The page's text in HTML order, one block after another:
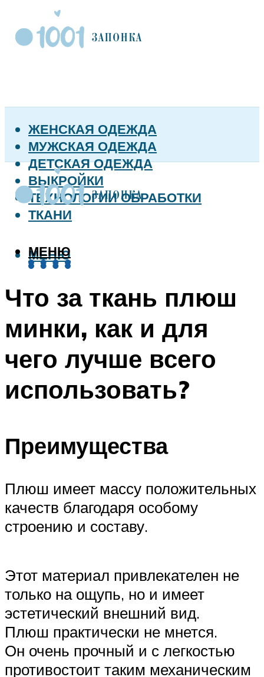
ЖЕНСКАЯ ОДЕЖДА
МУЖСКАЯ ОДЕЖДА
ДЕТСКАЯ ОДЕЖДА
ВЫКРОЙКИ
ТЕХНОЛОГИИ ОБРАБОТКИ
ТКАНИ
МЕНЮ
МЕНЮ
Что за ткань плюш
минки, как и для
чего лучше всего
использовать?
Преимущества
Плюш имеет массу положительных
качеств благодаря особому
строению и составу.
Этот материал привлекателен не
только на ощупь, но и имеет
эстетический внешний вид.
Плюш практически не мнется.
Он очень прочный и с легкостью
противостоит таким механическим